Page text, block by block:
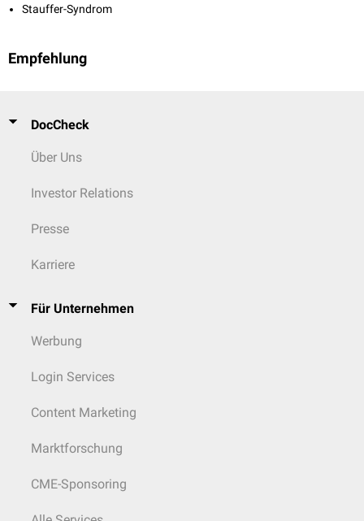
Stauffer-Syndrom
Empfehlung
DocCheck
Über Uns
Investor Relations
Presse
Karriere
Für Unternehmen
Werbung
Login Services
Content Marketing
Marktforschung
CME-Sponsoring